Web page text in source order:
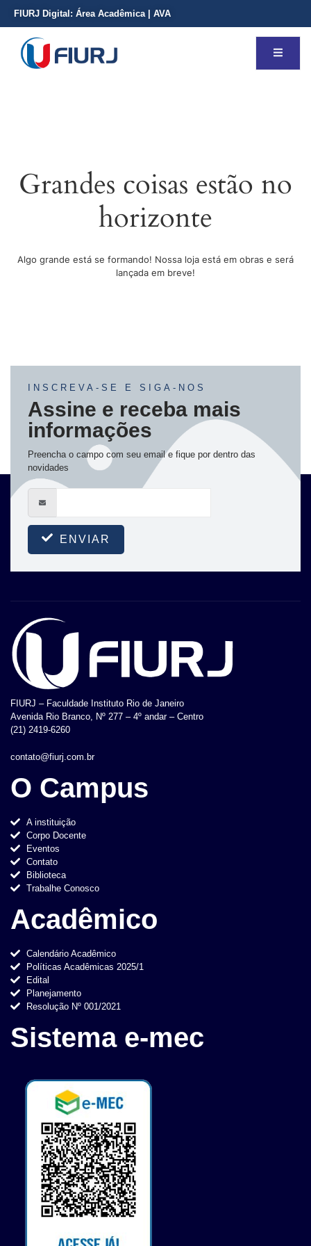
FIURJ Digital: Área Acadêmica AVA
Grandes coisas estão no
horizonte
Algo grande está se formando! Nossa loja está em obras e será
lançada em breve!
INSCREVA-SE E SIGA-NOS
Assine e receba mais
informações
Preencha o campo com seu email e fique por dentro das
novidades
ENVIAR
FIURJ – Faculdade Instituto Rio de Janeiro
Avenida Rio Branco, Nº 277 – 4º andar – Centro
(21) 2419-6260
contato@fiurj.com.br
O Campus
A instituição
Corpo Docente
Eventos
Contato
Biblioteca
Trabalhe Conosco
Acadêmico
Calendário Acadêmico
Políticas Acadêmicas 2025/1
Edital
Planejamento
Resolução Nº 001/2021
Sistema e-mec